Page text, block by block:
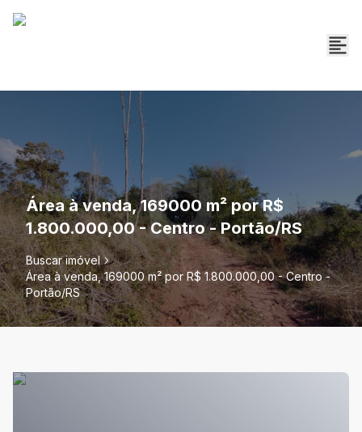
Área à venda, 169000 m² por R$
1.800.000,00 - Centro - Portão/RS
Buscar imóvel
Área à venda, 169000 m² por R$ 1.800.000,00 - Centro -
Portão/RS